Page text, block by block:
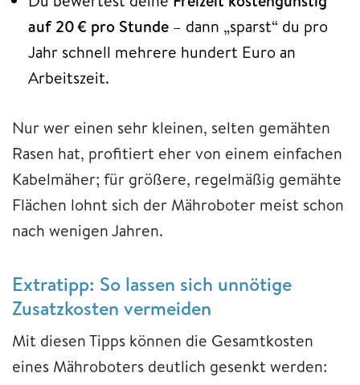
auf 20 € pro Stunde – dann „sparst“ du pro
Jahr schnell mehrere hundert Euro an
Arbeitszeit.
Nur wer einen sehr kleinen, selten gemähten
Rasen hat, profitiert eher von einem einfachen
Kabelmäher; für größere, regelmäßig gemähte
Flächen lohnt sich der Mähroboter meist schon
nach wenigen Jahren.
Extratipp: So lassen sich unnötige
Zusatzkosten vermeiden
Mit diesen Tipps können die Gesamtkosten
eines Mähroboters deutlich gesenkt werden: